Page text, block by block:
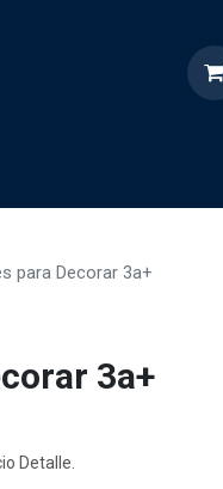
para Decorar 3a+
3a+
Detalle.